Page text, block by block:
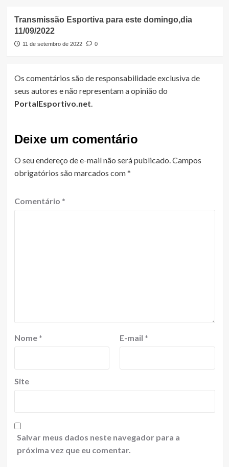
Transmissão Esportiva para este domingo,dia
11/09/2022
11 de setembro de 2022 0
Os comentários são de responsabilidade exclusiva de
seus autores e não representam a opinião do
PortalEsportivo.net.
Deixe um comentário
O seu endereço de e-mail não será publicado.Campos
obrigatórios são marcados com*
Comentário *
Nome * E-mail *
Site
Salvar meus dados neste navegador para a
próxima vez que eu comentar.